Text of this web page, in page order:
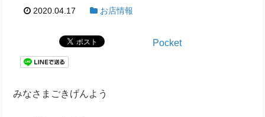
2020.04.17 お店情報
Pocket
みなさまごきげんよう